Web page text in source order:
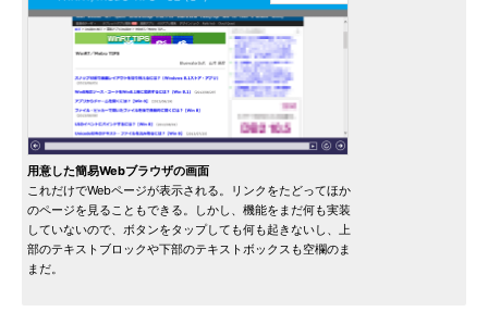
用意した簡易Webブラウザの画面
これだけでWebページが表示される。リンクをたどってほか
のページを見ることもできる。しかし、機能をまだ何も実装
していないので、ボタンをタップしても何も起きないし、上
部のテキストブロックや下部のテキストボックスも空欄のま
まだ。